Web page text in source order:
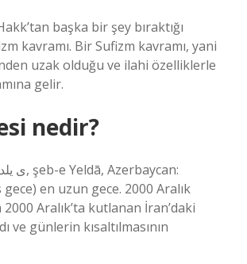
başka bir şey bıraktığı
kavramı. Bir Sufizm kavramı, yani
uzak olduğu ve ilahi özelliklerle
gelir.
nedir?
en uzun gece. 2000 Aralık
2000 Aralık’ta kutlanan İran’daki
ve günlerin kısaltılmasının